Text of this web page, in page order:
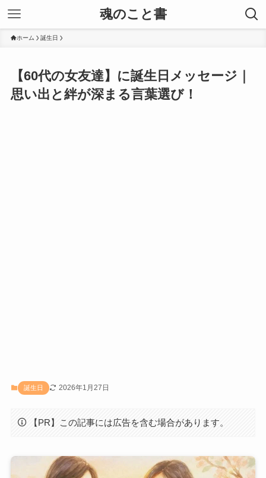
魂のこと書
ホーム 誕生日
【60代の女友達】に誕生日メッセージ｜
思い出と絆が深まる言葉選び！
誕生日 2026年1月27日
【PR】この記事には広告を含む場合があります。